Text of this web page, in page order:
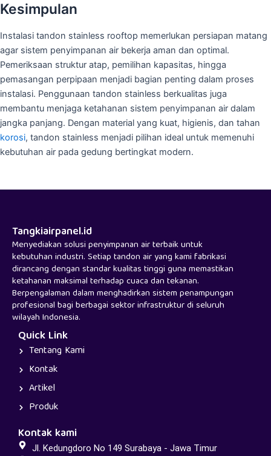
Kesimpulan
Instalasi tandon stainless rooftop memerlukan persiapan matang
agar sistem penyimpanan air bekerja aman dan optimal.
Pemeriksaan struktur atap, pemilihan kapasitas, hingga
pemasangan perpipaan menjadi bagian penting dalam proses
instalasi. Penggunaan tandon stainless berkualitas juga
membantu menjaga ketahanan sistem penyimpanan air dalam
jangka panjang. Dengan material yang kuat, higienis, dan tahan
korosi, tandon stainless menjadi pilihan ideal untuk memenuhi
kebutuhan air pada gedung bertingkat modern.
Tangkiairpanel.id
Menyediakan solusi penyimpanan air terbaik untuk
kebutuhan industri. Setiap tandon air yang kami fabrikasi
dirancang dengan standar kualitas tinggi guna memastikan
ketahanan maksimal terhadap cuaca dan tekanan.
Berpengalaman dalam menghadirkan sistem penampungan
profesional bagi berbagai sektor infrastruktur di seluruh
wilayah Indonesia.
Quick Link
Tentang Kami
Kontak
Artikel
Produk
Kontak kami
Jl. Kedungdoro No 149 Surabaya - Jawa Timur